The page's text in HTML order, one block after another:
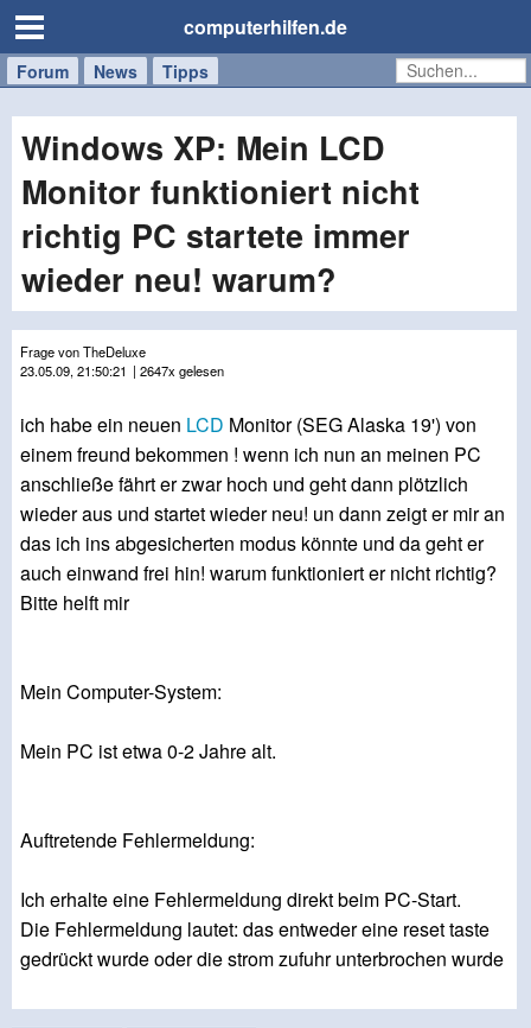
computerhilfen.de
Forum News Tipps
Handy
Tablet
Windows
Mac
Windows XP: Mein LCD
Monitor funktioniert nicht
richtig PC startete immer
wieder neu! warum?
Frage von TheDeluxe
23.05.09, 21:50:21 | 2647x gelesen
ich habe ein neuen LCD Monitor (SEG Alaska 19') von
einem freund bekommen ! wenn ich nun an meinen PC
anschließe fährt er zwar hoch und geht dann plötzlich
wieder aus und startet wieder neu! un dann zeigt er mir an
das ich ins abgesicherten modus könnte und da geht er
auch einwand frei hin! warum funktioniert er nicht richtig?
Bitte helft mir
Mein Computer-System:
Mein PC ist etwa 0-2 Jahre alt.
Auftretende Fehlermeldung:
Ich erhalte eine Fehlermeldung direkt beim PC-Start.
Die Fehlermeldung lautet: das entweder eine reset taste
gedrückt wurde oder die strom zufuhr unterbrochen wurde